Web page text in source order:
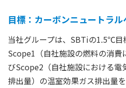
目標：カーボンニュートラ
当社グループは、SBTiの1.5℃目
Scope1（自社施設の燃料の消費
びScope2（自社施設における電
排出量）の温室効果ガス排出量